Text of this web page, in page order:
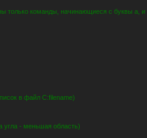
только команды, начинающиеся с буквы a,
в файл C:filename)
угла - меньшая область)